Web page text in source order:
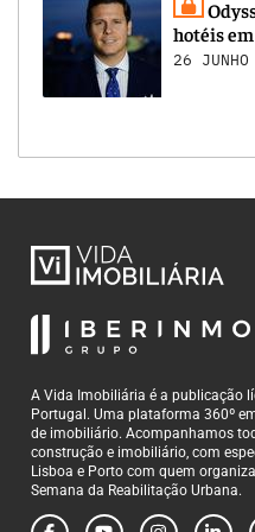
hotéis
26
A Vida Imobiliária é a publicação
Portugal. Uma plataforma 360º
de imobiliário. Acompanhamos
construção e imobiliário, com
Lisboa e Porto com quem
Semana da Reabilitação Urbana.